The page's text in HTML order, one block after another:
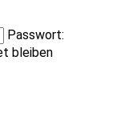
Passwort:
bleiben